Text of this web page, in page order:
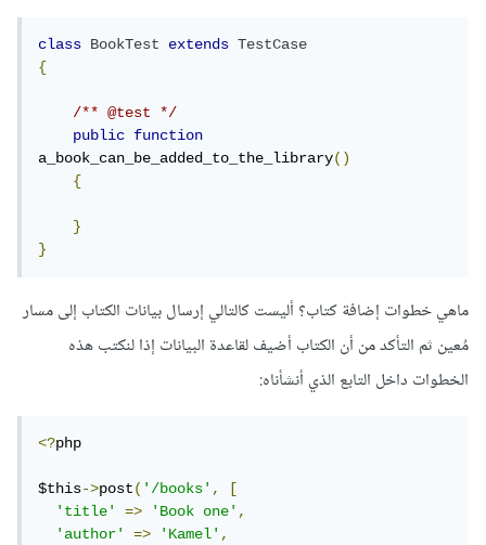
class BookTest extends
TestCase
{
/** @test */
public
function
a_book_can_be_added_to_the_library()
{
}
}
ماهي خطوات إضافة كتاب؟ أليست كالتالي إرسال بيانات الكتاب إلى مسار
مُعين ثم التأكد من أن الكتاب أضيف لقاعدة البيانات إذا لنكتب هذه
الخطوات داخل التابع الذي أنشأناه:
<?php
$this->post('/books',
[
'title'
=> 'Book one',
'author'
=> 'Kamel',